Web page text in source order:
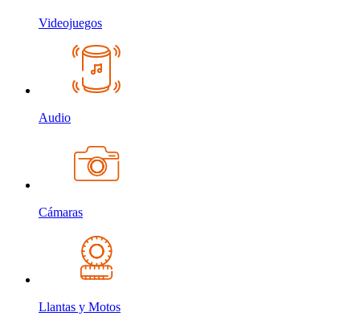
Videojuegos
Audio
Cámaras
Llantas y Motos